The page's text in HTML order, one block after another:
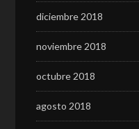
diciembre 2018
noviembre 2018
octubre 2018
agosto 2018